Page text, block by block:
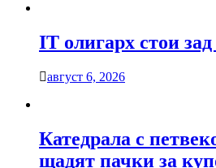
IT олигарх стои
август 6, 2026
Катедрала с
щадят пачки за